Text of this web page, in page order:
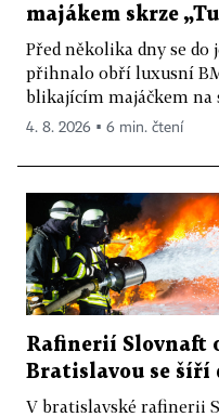
majákem skrze
Před několika dny se
přihnalo obří luxusní
blikajícím majáčkem na
4. 8. 2026 ▪ 6 min. čtení
Rafinerií Slovnaft
Bratislavou se šíří
V bratislavské rafinerii